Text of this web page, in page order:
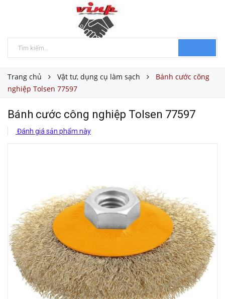
Trang chủ Vật tư, dụng cụ làm sạch
Bánh cước công
nghiệp Tolsen 77597
Bánh cước công nghiệp Tolsen 77597
Đánh giá sản phẩm này